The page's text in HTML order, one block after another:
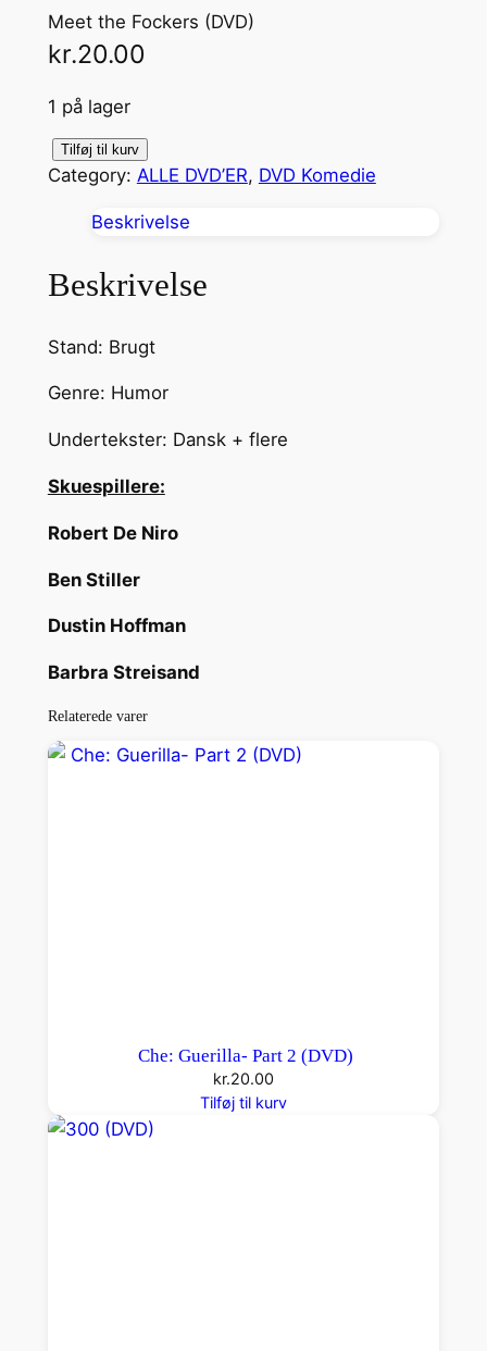
Meet the Fockers (DVD)
kr.20.00
1 på lager
M
e
h
F
c
k
r
D
D
)
n
t
Tilføj til kurv
Category: ALLE DVD’ER, DVD Komedie
Beskrivelse
Beskrivelse
Stand: Brugt
Genre: Humor
Undertekster: Dansk + flere
Skuespillere:
Robert De Niro
Ben Stiller
Dustin Hoffman
Barbra Streisand
Relaterede varer
Che: Guerilla- Part 2 (DVD)
kr.20.00
Tilføj til kurv